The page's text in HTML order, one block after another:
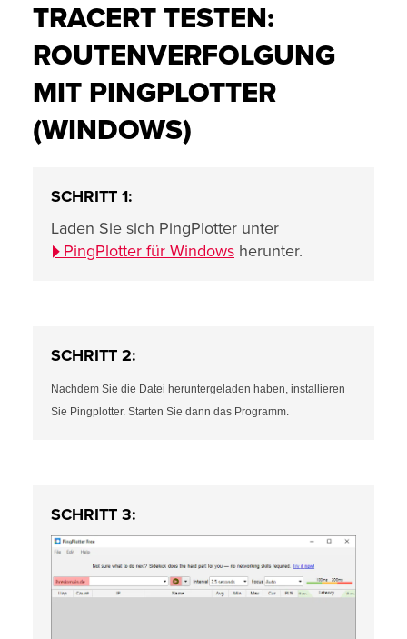
TRACERT TESTEN:
ROUTENVERFOLGUNG
MIT PINGPLOTTER
(WINDOWS)
SCHRITT 1:
Laden Sie sich PingPlotter unter
PingPlotter für Windows herunter.
SCHRITT 2:
Nachdem Sie die Datei heruntergeladen haben, installieren
Sie Pingplotter. Starten Sie dann das Programm.
SCHRITT 3: